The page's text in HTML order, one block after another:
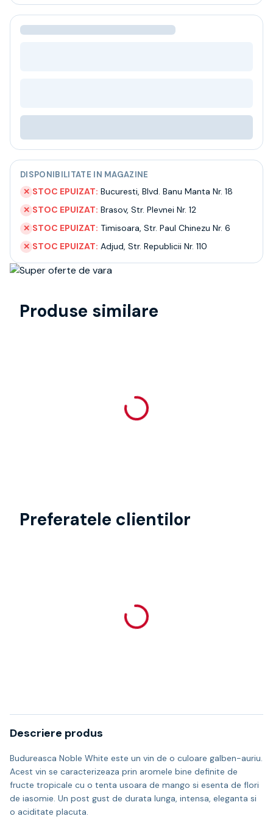
Ceai
Bacanie
Despre noi
Livrare
Termeni si conditii
Politica de confidentialitate
Intrebari frecvente
DISPONIBILITATE IN MAGAZINE
✕ STOC EPUIZAT: Bucuresti, Blvd. Banu Manta Nr. 18
✕ STOC EPUIZAT: Brasov, Str. Plevnei Nr. 12
✕ STOC EPUIZAT: Timisoara, Str. Paul Chinezu Nr. 6
✕ STOC EPUIZAT: Adjud, Str. Republicii Nr. 110
Produse similare
Preferatele clientilor
Descriere produs
Budureasca Noble White este un vin de o culoare galben-auriu.
Acest vin se caracterizeaza prin aromele bine definite de
fructe tropicale cu o tenta usoara de mango si esenta de flori
de iasomie. Un post gust de durata lunga, intensa, eleganta si
o aciditate placuta.